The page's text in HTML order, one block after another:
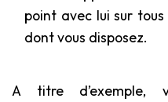
point avec lui sur
dont vous disposez.
A titre d’exemple,